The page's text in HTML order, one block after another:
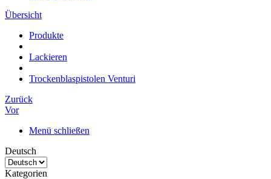
Übersicht
Produkte
Lackieren
Trockenblaspistolen Venturi
Zurück
Vor
Menü schließen
Deutsch
Kategorien